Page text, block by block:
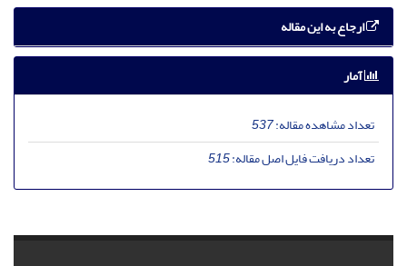
ارجاع به این مقاله
آمار
تعداد مشاهده مقاله:537
تعداد دریافت فایل اصل مقاله:515